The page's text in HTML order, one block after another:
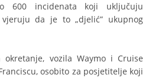
600 incidenata koji uključuju
da je to „djelić” ukupnog
vozila Waymo i Cruise
osobito za posjetitelje koji